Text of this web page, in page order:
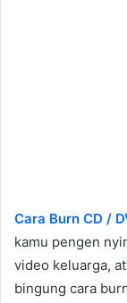
Cara Burn CD /
kamu pengen
video keluarga,
bingung cara